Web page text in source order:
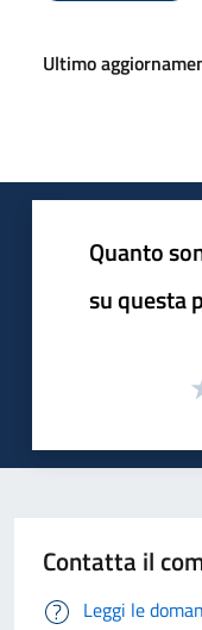
Ultimo
Quanto
su questa
Contatta il
Leggi le